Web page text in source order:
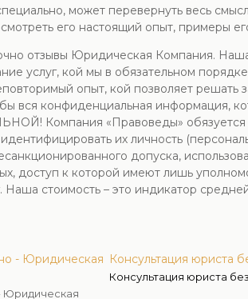
может перевернуть весь
его настоящий опыт, примеры
отзывы Юридическая Компания.
услуг, кой мы в обязательном
опыт, кой позволяет решать
вся конфиденциальная информация,
Компания «Правоведы» обязуется
их личность
допуска,
доступ к которой имеют лишь
стоимость – это индикатор
- Юридическая
Юридическая
Консультация юриста
Консультация юриста